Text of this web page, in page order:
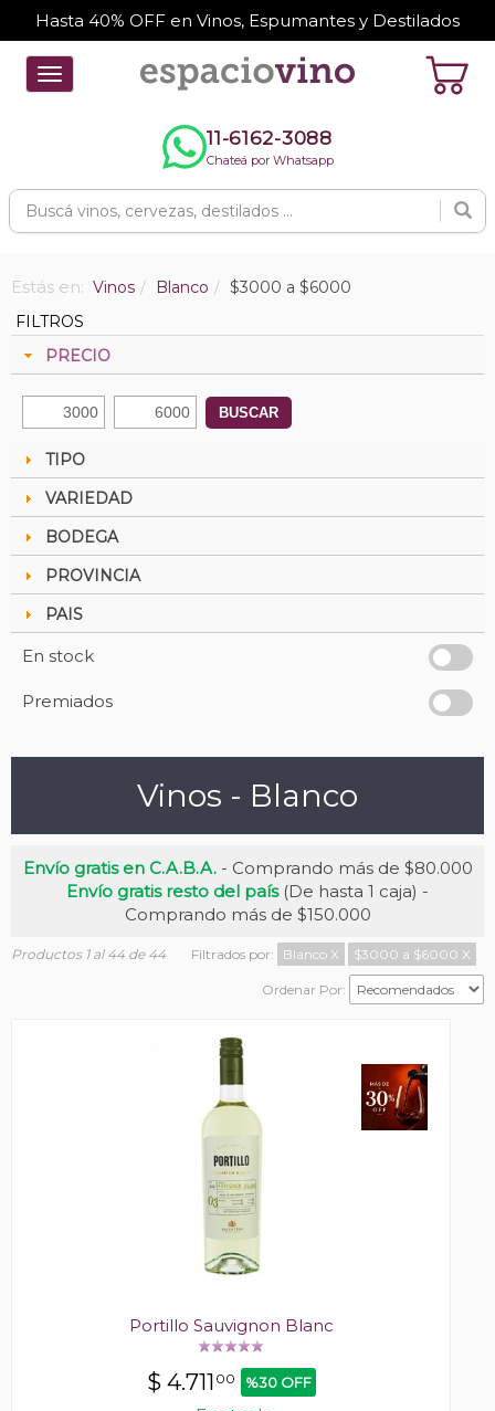
Hasta 40% OFF en Vinos, Espumantes y Destilados
Toggle
navigation
11-6162-3088
Chateá por Whatsapp
Estás en: Vinos Blanco
$3000 a $6000
FILTROS
PRECIO
BUSCAR
TIPO
VARIEDAD
BODEGA
PROVINCIA
PAIS
En stock
Premiados
Vinos - Blanco
Envío gratis en C.A.B.A.- Comprando más de $80.000
Envío gratis resto del país(De hasta 1 caja) -
Comprando más de $150.000
Productos 1 al 44 de 44 Filtrados por: Blanco X $3000 a $6000 X
Ordenar Por:
Portillo Sauvignon Blanc
$ 4.711 00 %30 OFF